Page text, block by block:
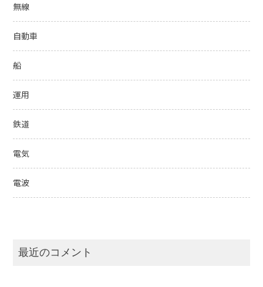
無線
自動車
船
運用
鉄道
電気
電波
最近のコメント